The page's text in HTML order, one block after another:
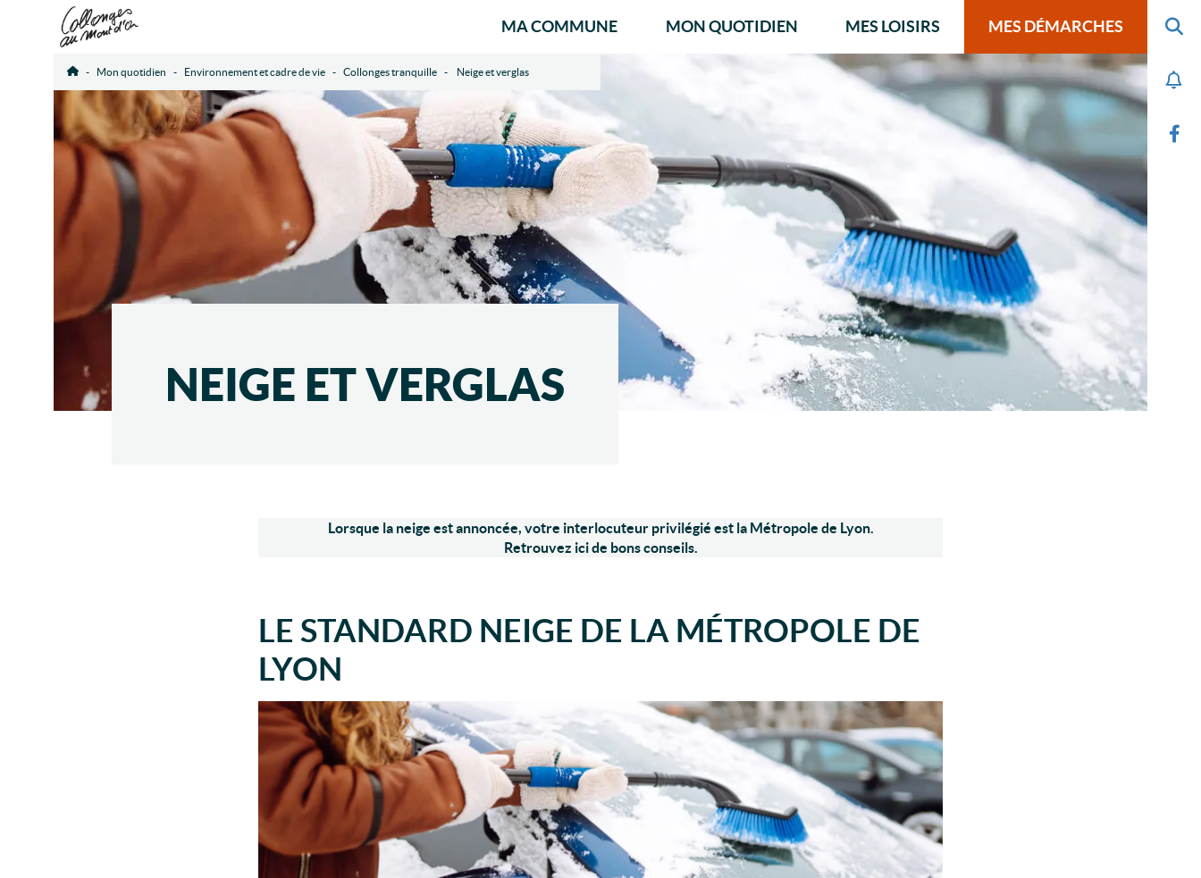
MA COMMUNE MON QUOTIDIEN MES LOISIRS MES DÉMARCHES
Mon quotidien Environnement et cadre de vie Collonges tranquille Neige et verglas
NEIGE ET VERGLAS
Lorsque la neige est annoncée, votre interlocuteur privilégié est la Métropole de Lyon.
Retrouvez ici de bons conseils.
LE STANDARD NEIGE DE LA MÉTROPOLE DE
LYON